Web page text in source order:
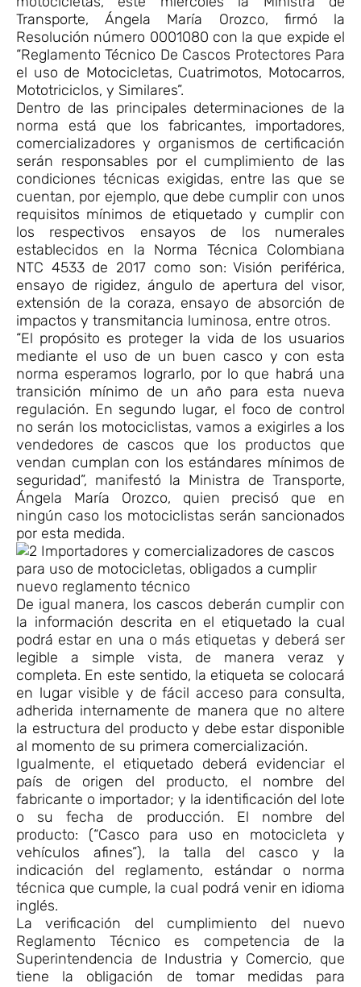
Transporte, Ángela María Orozco, firmó la
Resolución número 0001080 con la que expide el
“Reglamento Técnico De Cascos Protectores Para
el uso de Motocicletas, Cuatrimotos, Motocarros,
Mototriciclos, y Similares”.
Dentro de las principales determinaciones de la
norma está que los fabricantes, importadores,
comercializadores y organismos de certificación
serán responsables por el cumplimiento de las
condiciones técnicas exigidas, entre las que se
cuentan, por ejemplo, que debe cumplir con unos
requisitos mínimos de etiquetado y cumplir con
los respectivos ensayos de los numerales
establecidos en la Norma Técnica Colombiana
NTC 4533 de 2017 como son: Visión periférica,
ensayo de rigidez, ángulo de apertura del visor,
extensión de la coraza, ensayo de absorción de
impactos y transmitancia luminosa, entre otros.
“El propósito es proteger la vida de los usuarios
mediante el uso de un buen casco y con esta
norma esperamos lograrlo, por lo que habrá una
transición mínimo de un año para esta nueva
regulación. En segundo lugar, el foco de control
no serán los motociclistas, vamos a exigirles a los
vendedores de cascos que los productos que
vendan cumplan con los estándares mínimos de
seguridad”, manifestó la Ministra de Transporte,
Ángela María Orozco, quien precisó que en
ningún caso los motociclistas serán sancionados
por esta medida.
De igual manera, los cascos deberán cumplir con
la información descrita en el etiquetado la cual
podrá estar en una o más etiquetas y deberá ser
legible a simple vista, de manera veraz y
completa. En este sentido, la etiqueta se colocará
en lugar visible y de fácil acceso para consulta,
adherida internamente de manera que no altere
la estructura del producto y debe estar disponible
al momento de su primera comercialización.
Igualmente, el etiquetado deberá evidenciar el
país de origen del producto, el nombre del
fabricante o importador; y la identificación del lote
o su fecha de producción. El nombre del
producto: (“Casco para uso en motocicleta y
vehículos afines”), la talla del casco y la
indicación del reglamento, estándar o norma
técnica que cumple, la cual podrá venir en idioma
inglés.
La verificación del cumplimiento del nuevo
Reglamento Técnico es competencia de la
Superintendencia de Industria y Comercio, que
tiene la obligación de tomar medidas para